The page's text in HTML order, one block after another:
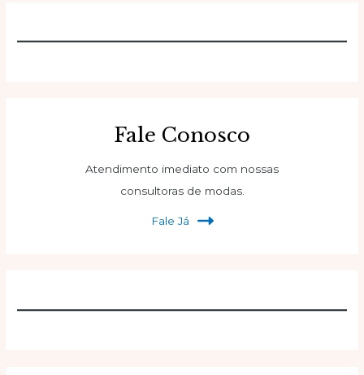
Fale Conosco
Atendimento imediato com nossas
consultoras de modas.
Fale Já